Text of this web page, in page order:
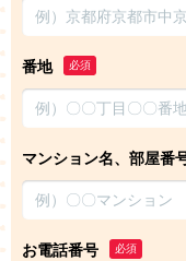
番地 必須
マンション名、部屋番
お電話番号 必須